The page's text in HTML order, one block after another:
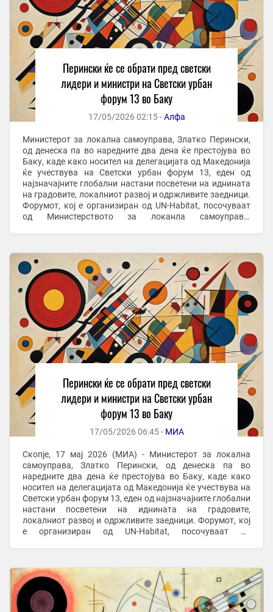
Перински ќе се обрати пред светски
лидери и министри на Светски урбан
форум 13 во Баку
17/05/2026 02:15 -Алфа
Министерот за локална самоуправа, Златко Перински,
од денеска па во наредните два дена ќе престојува во
Баку, каде како носител на делегацијата од Македонија
ќе учествува на Светски урбан форум 13, еден од
најзначајните глобални настани посветени на иднината
на градовите, локалниот развој и одржливите заедници.
Форумот, кој е организиран од UN-Habitat, посочуваат
од Министерството за локанла самоуправа,
Перински ќе се обрати пред светски
лидери и министри на Светски урбан
форум 13 во Баку
17/05/2026 06:45 - МИА
Скопје, 17 мај 2026 (МИА) - Министерот за локална
самоуправа, Златко Перински, од денеска па во
наредните два дена ќе престојува во Баку, каде како
носител на делегацијата од Македонија ќе учествува на
Светски урбан форум 13, еден од најзначајните глобални
настани посветени на иднината на градовите,
локалниот развој и одржливите заедници. Форумот, кој
е организиран од UN-Habitat, посочуваат од